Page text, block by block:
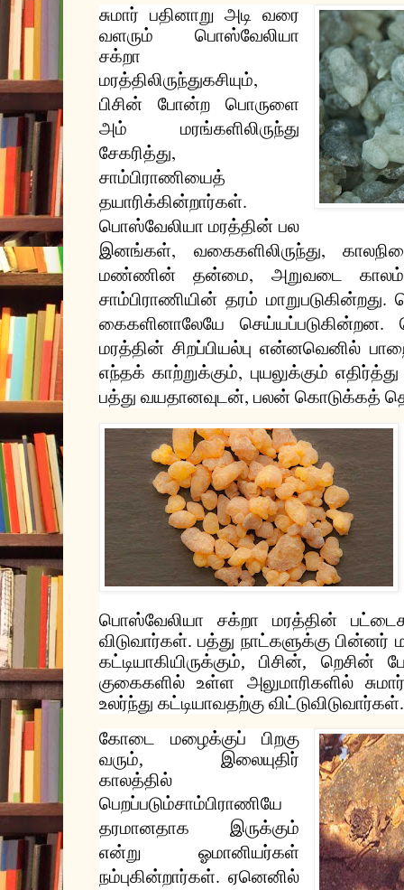
சுமார் பதினாறு அடி
வரை
வளரும்
பொஸ்வேலியா
சக்றா
மரத்திலிருந்துகசியும்,
பிசின் போன்ற
பொருளை
அம்
மரங்களிலிருந்து
சேகரித்து,
சாம்பிராணியைத்
தயாரிக்கின்றார்கள்.
பொஸ்வேலியா மரத்தின் பல
இனங்கள், வகைகளிலிருந்து,
மண்ணின்
தன்மை, அறுவடை
காலம்
சாம்பிராணியின் தரம் மாறுபடுகின்றது.
கைகளினாலேயே
செய்யப்படுகின்றன.
மரத்தின் சிறப்பியல்பு என்னவெனில்
எந்தக் காற்றுக்கும், புயலுக்கும் எதிர்த்து
பத்து வயதானவுடன், பலன் கொடுக்கத்
பொஸ்வேலியா சக்றா மரத்தின்
விடுவார்கள்.பத்து நாட்களுக்கு பின்னர்
கட்டியாகியிருக்கும்,பிசின், றெசின்
குகைகளில்
உள்ள அலுமாரிகளில்
உலர்ந்து கட்டியாவதற்கு விட்டுவிடுவார்கள்.
கோடை
மழைக்குப்
பிறகு
வரும், இலையுதிர்
காலத்தில்
பெறப்படும்சாம்பிராணியே
தரமானதாக
இருக்கும்
என்று
ஓமானியர்கள்
நம்புகின்றார்கள். ஏனெனில்